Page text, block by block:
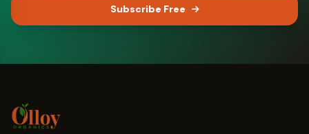
Subscribe Free